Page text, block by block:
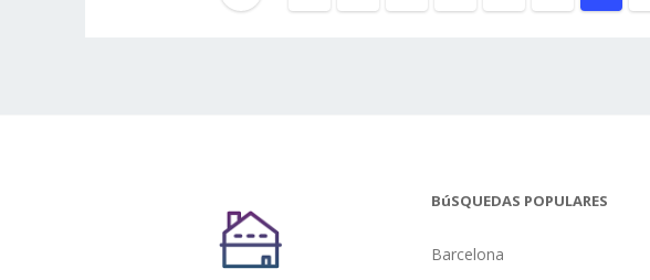
BúSQUEDAS POPULARES
Barcelona